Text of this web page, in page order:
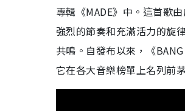
專輯《MADE》中。這首歌
強烈的節奏和充滿活力的旋
共鳴。自發布以來，《
它在各大音樂榜單上名列前